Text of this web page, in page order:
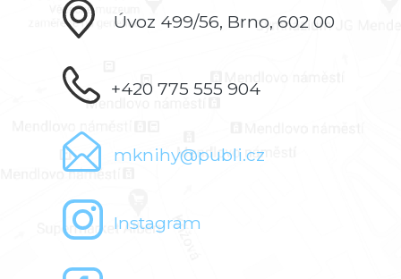
Úvoz 499/56, Brno, 602 00
+420 775 555 904
mknihy@publi.cz
Instagram